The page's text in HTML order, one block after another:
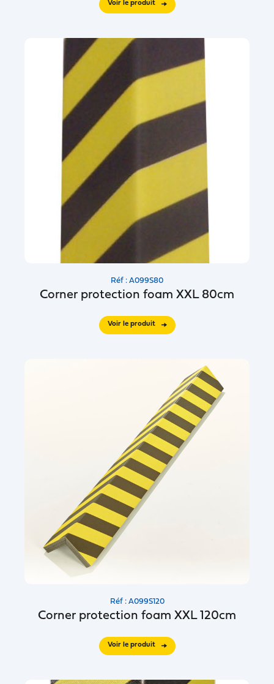
Voir le produit
Réf : A099S80
Corner protection foam XXL 80cm
Voir le produit
Réf : A099S120
Corner protection foam XXL 120cm
Voir le produit